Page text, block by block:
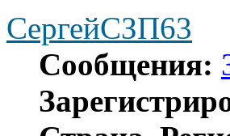
СергейСЗП63
Сообщения: